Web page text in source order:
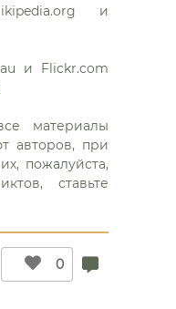
и
и Flickr.com
материалы
авторов, при
пожалуйста,
ставьте
0